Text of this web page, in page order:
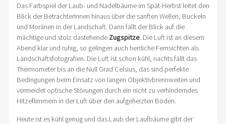
Das Farbspiel der Laub- und Nadelbäume im Spät-Herbst leitet den
Blick der BetrachterInnen hinaus über die sanften Wellen, Buckeln
und Moränen in der Landschaft. Dann fällt der Blick auf die
mächtige und stolz dastehende Zugspitze. Die Luft ist an diesem
Abend klar und ruhig, so gelingen auch herrliche Fernsichten als
Landschaftsfotografien. Die Luft ist schon kühl, nachts fällt das
Thermometer bis an die Null Grad Celsius, das sind perfekte
Bedingungen beim Einsatz von langen Objektivbrennweiten und
vermeidet optische Störungen durch ein nicht zu verhinderndes
Hitzeflimmern in der Luft über den aufgeheizten Böden.
Heute ist es kühl genug und das Laub der Laufbäume gibt der